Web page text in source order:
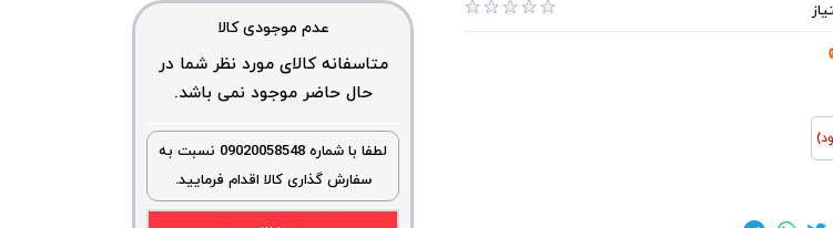
عدم موجودی کالا
متاسفانه کالای مورد نظر شما در
حال حاضر موجود نمی باشد.
لطفا با شماره 09020058548 نسبت به
سفارش گذاری کالا اقدام فرمایید.